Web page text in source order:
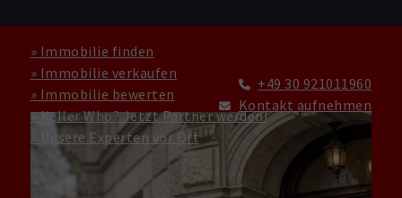
» Immobilie finden
» Immobilie verkaufen
» Immobilie bewerten
» Keller Who? Jetzt Partner werden!
» Unsere Experten vor Ort
+49 30 921011960
Kontakt aufnehmen